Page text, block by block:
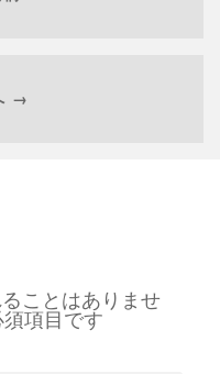
→
ことはありませ
項目です